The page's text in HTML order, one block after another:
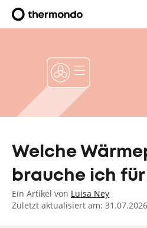
Welche
brauche ich für
Ein Artikel von Luisa Ney
Zuletzt aktualisiert am: 31.07.2026